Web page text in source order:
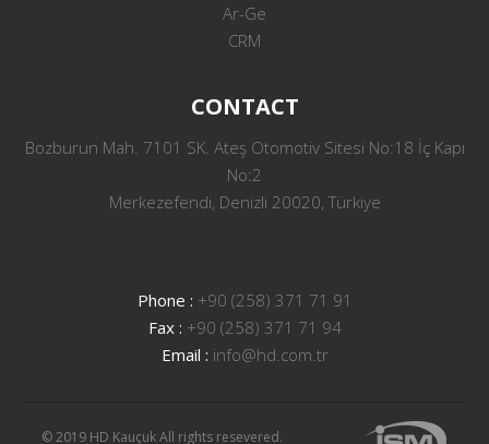
Ar-Ge
CRM
CONTACT
Bozburun Mah. 7101 SK. Ateş Otomotiv Sitesi No:18 İç Kapı
No:2
Merkezefendi, Denizli 20020, Türkiye
Phone : +90 (258) 371 71 91
Fax : +90 (258) 371 71 94
Email : info@hd.com.tr
© 2019 HD Kauçuk All rights resevered.